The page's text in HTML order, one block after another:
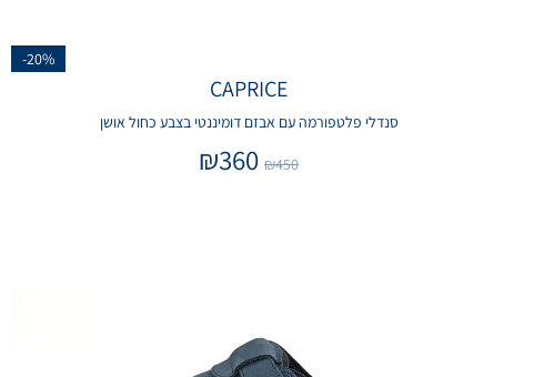
-20%
CAPRICE
סנדלי פלטפורמה עם אבזם דומיננטי בצבע כחול אושן
₪450
₪360